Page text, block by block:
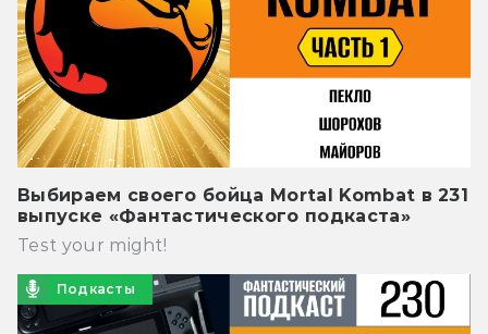
Выбираем своего бойца Mortal Kombat в 231
выпуске «Фантастического подкаста»
Test your might!
Подкасты